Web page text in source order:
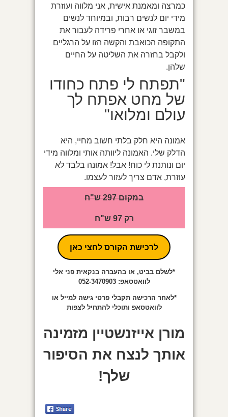
כמרצה ומאמנת אישית, אני מלווה ועוזרת
מידי יום לנשים רבות, ובמיוחד לנשים
במשבר זוגי או אחרי פרידה לעבור את
התקופה הכואבת והקשה הזו על הרגליים
ולקבל בחזרה את השליטה על החיים
שלהן.
"תפתח לי פתח כחודו
של מחט אפתח לך
עולם ומלואו"
אמונה היא חלק בלתי חשוב מחיי, היא
הדלק שלי. האמונה ליוותה אותי ומלווה מידי
יום ונותנת לי כוח! אבל! אמונה בלבד לא
עוזרת, אדם צריך לעזור לעצמו.
במקום 297 ש"ח
רק 97 ש"ח
לרכישת הקורס לחצי כאן
*לשלם בביט, או בהעברה בנקאית פני אלי
לוואטסאפ: 052-3470903
*לאחר הרכישה תקבלי פרטי גישה למייל או
לוואטסאפ ותוכלי להתחיל לצפות
מורן אייזנשטיין מזמינה
אותך לנצח את הסיפור
שלך!